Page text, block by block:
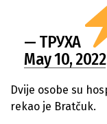
— ТРУХА
May 10, 2022
Dvije osobe su
rekao je Bratčuk.